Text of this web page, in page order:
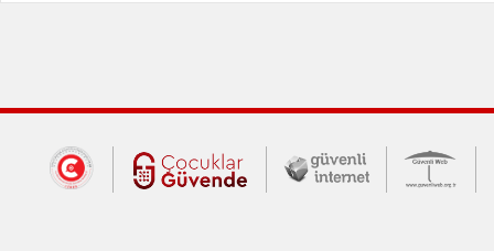
Dış Bağlantılar
Cumhurbaşkanlığı İletişim Merkezi
Çocuklar Güvende (yeni
Güvenli